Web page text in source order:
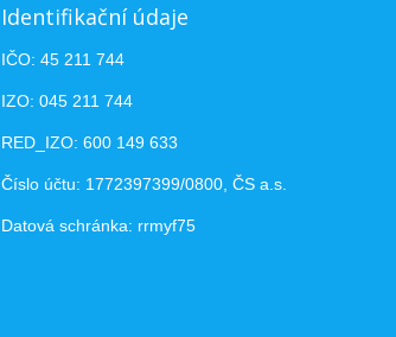
Identifikační údaje
IČO: 45 211 744
IZO: 045 211 744
RED_IZO: 600 149 633
Číslo účtu: 1772397399/0800, ČS a.s.
Datová schránka: rrmyf75